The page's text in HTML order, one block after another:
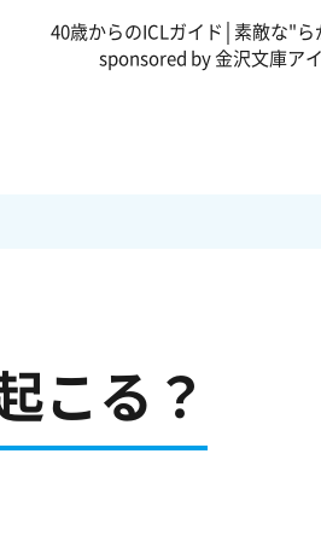
40歳からのICLガイド│素敵な"
sponsored by 金沢文庫ア
こる？